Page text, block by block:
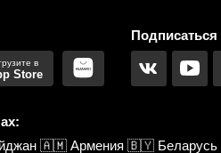
Store
Подписаться
🇦🇲 Армения 🇧🇾 Беларусь